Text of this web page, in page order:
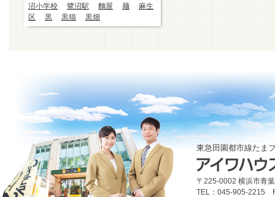
沼小学校
鷺沼駅 麵屋 麺
麻生
区
黒 黒猫 黒畑
東急田園都市線たま
〒225-0002 横浜市青
TEL：045-905-2215